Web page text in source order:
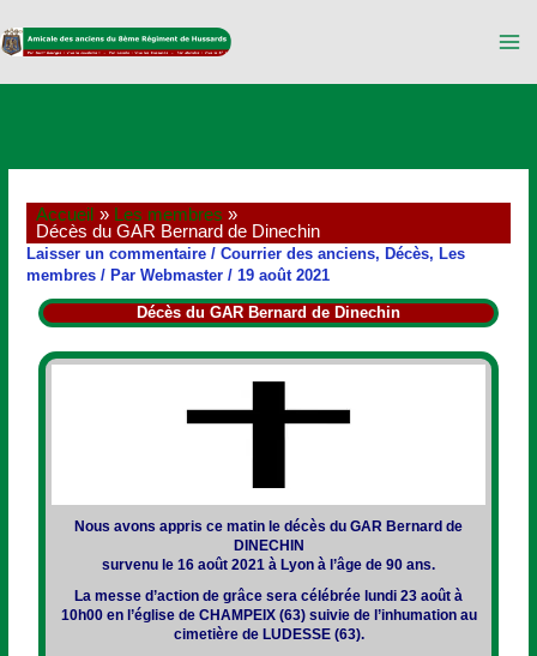
au
contenu
Accueil
Les membres
Décès du GAR Bernard de Dinechin
Laisser un commentaire /Courrier des anciens, Décès, Les
membres / ParWebmaster/19 août 2021
Décès du GAR Bernard de Dinechin
Nous avons appris ce matin le décès du GAR Bernard de
DINECHIN
survenu le 16 août 2021 à Lyon à l’âge de 90 ans.
La messe d’action de grâce sera célébrée lundi 23 août à
10h00 en l’église de CHAMPEIX (63) suivie de l’inhumation au
cimetière de LUDESSE (63).